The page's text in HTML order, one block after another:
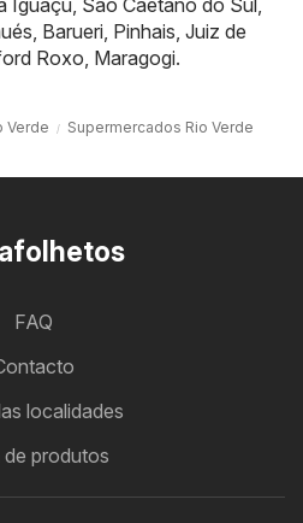
Barueri Pinhais Juiz de
Roxo Maragogi.
Verde Supermercados Rio Verde
FAQ
localidades
de produtos